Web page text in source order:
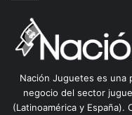
Nación Juguetes es una
negocio del sector
(Latinoamérica y España).